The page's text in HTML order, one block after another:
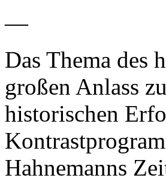
—
Das Thema des
großen Anlass
historischen
Hahnemanns